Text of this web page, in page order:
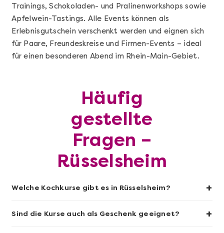
Geschenkbox 100€
Trainings, Schokoladen- und Pralinenworkshops sowie
Apfelwein-Tastings. Alle Events können als
Erlebnisgutschein verschenkt werden und eignen sich
für Paare, Freundeskreise und Firmen-Events – ideal
für einen besonderen Abend im Rhein-Main-Gebiet.
Häufig
gestellte
Fragen –
Rüsselsheim
Welche Kochkurse gibt es in Rüsselsheim? +
Sind die Kurse auch als Geschenk geeignet? +